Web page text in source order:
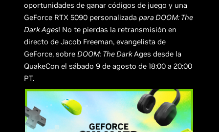
oportunidades de ganar códigos de juego y una
GeForce RTX 5090 personalizadapara DOOM: The
Dark Ages! No te pierdas la retransmisión en
directo de Jacob Freeman, evangelista de
GeForce, sobreDOOM: The DarkAges desde la
QuakeCon el sábado 9 de agosto de 18:00 a 20:00
PT.